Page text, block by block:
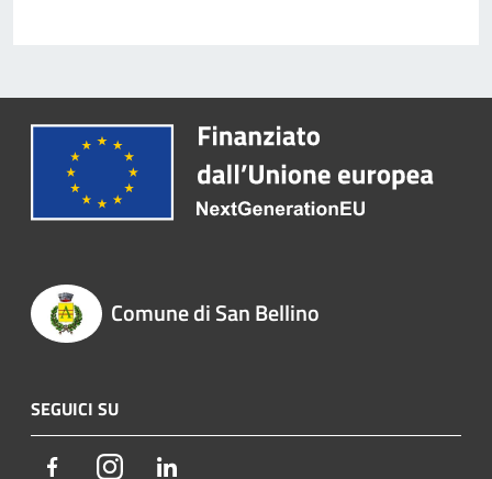
Comune di San Bellino
SEGUICI SU
FacebookInstagram